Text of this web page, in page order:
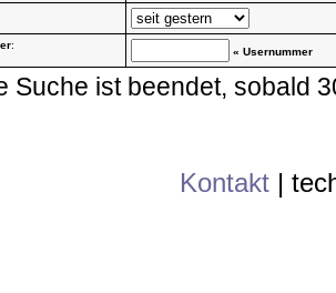
:
« Usernummer
Suche ist beendet, sobald
Kontakt |